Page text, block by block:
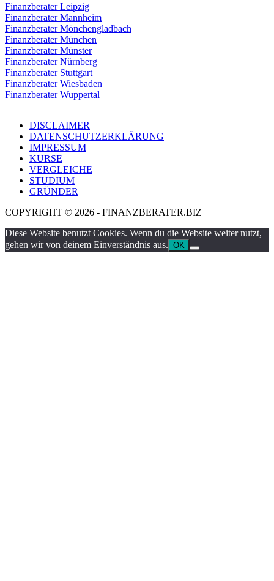
Finanzberater Leipzig
Finanzberater Mannheim
Finanzberater Mönchengladbach
Finanzberater München
Finanzberater Münster
Finanzberater Nürnberg
Finanzberater Stuttgart
Finanzberater Wiesbaden
Finanzberater Wuppertal
DISCLAIMER
DATENSCHUTZERKLÄRUNG
IMPRESSUM
KURSE
VERGLEICHE
STUDIUM
GRÜNDER
COPYRIGHT © 2026 - FINANZBERATER.BIZ
Diese Website benutzt Cookies. Wenn du die Website weiter nutzt,
gehen wir von deinem Einverständnis aus. OK